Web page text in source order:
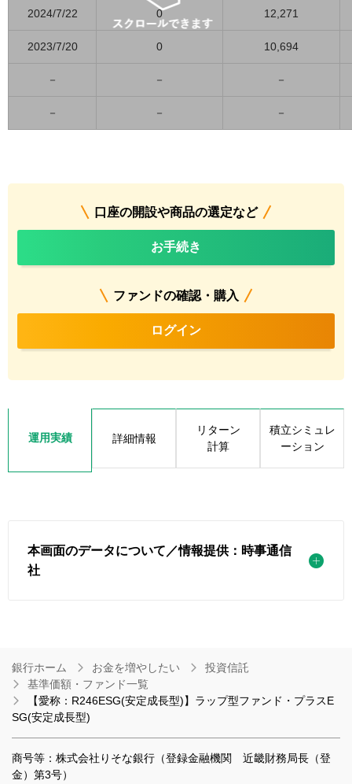
2024/7/22 0 12,271
2023/7/20 0 10,694
－ － －
－ － －
口座の開設や商品の選定など
お手続き
ファンドの確認・購入
ログイン
運用実績 詳細情報
リターン
計算
積立シミュレ
ーション
本画面のデータについて／情報提供：時事通信
社
銀行ホーム お金を増やしたい
投資信託
基準価額・ファンド一覧
【愛称：R246ESG(安定成長型)】ラップ型ファンド・プラスE
SG(安定成長型)
商号等：株式会社りそな銀行（登録金融機関 近畿財務局長（登
金）第3号）